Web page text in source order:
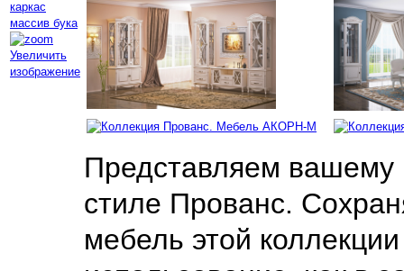
Увеличить
изображение
Представляем
стиле Прованс.
мебель этой